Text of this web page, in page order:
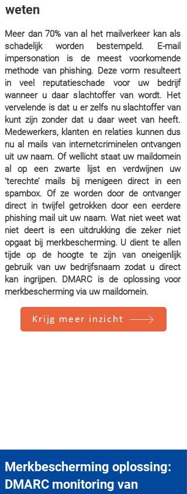
weten
Meer dan 70% van al het mailverkeer kan als
schadelijk worden bestempeld. E-mail
impersonation is de meest voorkomende
methode van phishing. Deze vorm resulteert
in veel reputatieschade voor uw bedrijf
wanneer u daar slachtoffer van wordt. Het
vervelende is dat u er zelfs nu slachtoffer van
kunt zijn zonder dat u daar weet van heeft.
Medewerkers, klanten en relaties kunnen dus
nu al mails van internetcriminelen ontvangen
uit uw naam. Of wellicht staat uw maildomein
al op een zwarte lijst en verdwijnen uw
‘terechte’ mails bij menigeen direct in een
spambox. Of ze worden door de ontvanger
direct in twijfel getrokken door een eerdere
phishing mail uit uw naam. Wat niet weet wat
niet deert is een uitdrukking die zeker niet
opgaat bij merkbescherming. U dient te allen
tijde op de hoogte te zijn van oneigenlijk
gebruik van uw bedrijfsnaam zodat u direct
kan ingrijpen. DMARC is de oplossing voor
merkbescherming via uw maildomein.
Krijg meer inzicht
Merkbescherming oplossing:
DMARC monitoring van